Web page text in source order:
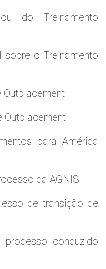
do Treinamento
sobre o Treinamento
Outplacement
Outplacement
para América
da AGNIS
de transição de
conduzido